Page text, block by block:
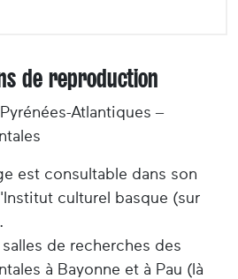
de reproduction
Atlantiques –
est consultable dans son
culturel basque (sur
de recherches des
à Bayonne et à Pau (là